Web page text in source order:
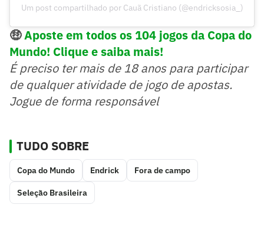
Um post compartilhado por Cauã Cristiano (@endricksosia_)
🤑Aposte em todos os 104 jogos da Copa do
Mundo! Clique e saiba mais!
É preciso ter mais de 18 anos para participar
de qualquer atividade de jogo de apostas.
Jogue de forma responsável
TUDO SOBRE
Copa do Mundo Endrick Fora de campo
Seleção Brasileira